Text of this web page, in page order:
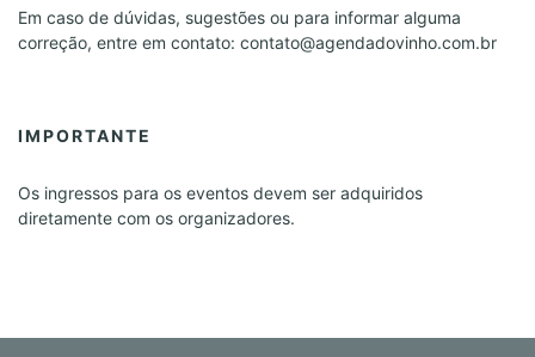
Em caso de dúvidas, sugestões ou para informar alguma
correção, entre em contato: contato@agendadovinho.com.br
IMPORTANTE
Os ingressos para os eventos devem ser adquiridos
diretamente com os organizadores.